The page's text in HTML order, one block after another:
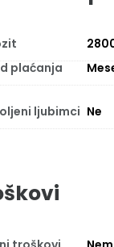
plaćanja
ljubimci Ne